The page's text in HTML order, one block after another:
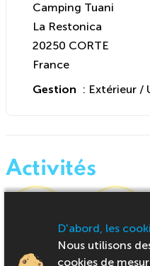
Camping Tuani
La Restonica
20250 CORTE
France
Gestion : Extérieur /
Activités
Baignade Jeux de plage
D'abord, les
Nous utilisons
cookies de